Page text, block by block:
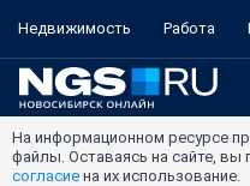
Недвижимость Работа
На информационном ресурсе
файлы. Оставаясь на сайте, вы
согласие на их использование.